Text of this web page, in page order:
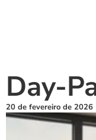
Day-
20 de fevereiro de 2026